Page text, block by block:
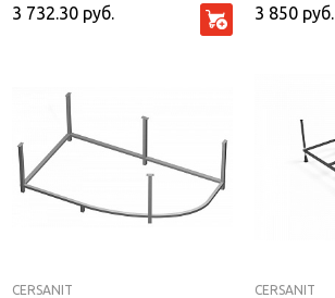
3 732.30 руб. 3 850 руб.
CERSANIT CERSANIT